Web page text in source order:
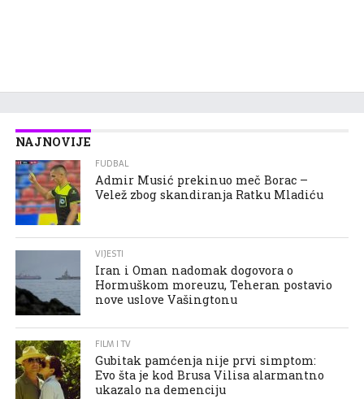
NAJNOVIJE
FUDBAL
Admir Musić prekinuo meč Borac –
Velež zbog skandiranja Ratku Mladiću
VIJESTI
Iran i Oman nadomak dogovora o
Hormuškom moreuzu, Teheran postavio
nove uslove Vašingtonu
FILM I TV
Gubitak pamćenja nije prvi simptom:
Evo šta je kod Brusa Vilisa alarmantno
ukazalo na demenciju